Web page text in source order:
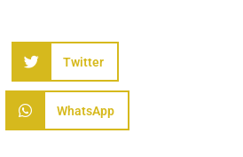
Twitter
WhatsApp